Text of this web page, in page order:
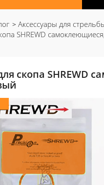
Аксессуары для
SHREWD
скопа SHREWD